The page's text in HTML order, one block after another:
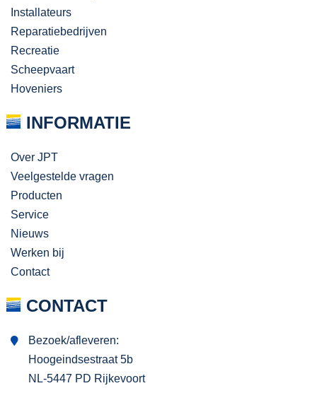
Installateurs
Reparatiebedrijven
Recreatie
Scheepvaart
Hoveniers
INFORMATIE
Over JPT
Veelgestelde vragen
Producten
Service
Nieuws
Werken bij
Contact
CONTACT
Bezoek/afleveren:
Hoogeindsestraat 5b
NL-5447 PD Rijkevoort